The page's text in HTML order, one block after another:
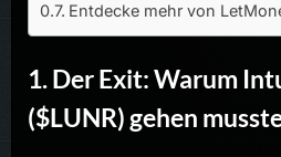
Entdecke mehr von
1. Der Exit: Warum
($LUNR) gehen